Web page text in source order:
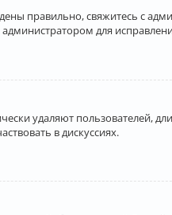
правильно, свяжитесь с
для
удаляют пользователей,
в дискуссиях.